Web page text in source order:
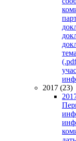
2017 (23)